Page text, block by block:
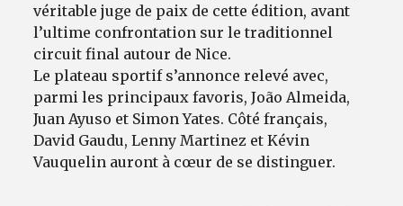
véritable juge de paix de cette édition, avant
l’ultime confrontation sur le traditionnel
circuit final autour de Nice.
Le plateau sportif s’annonce relevé avec,
parmi les principaux favoris, João Almeida,
Juan Ayuso et Simon Yates. Côté français,
David Gaudu, Lenny Martinez et Kévin
Vauquelin auront à cœur de se distinguer.